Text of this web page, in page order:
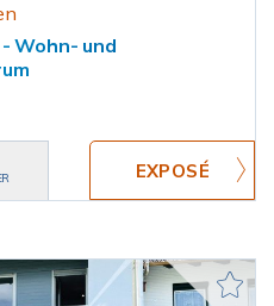
Wohn- und